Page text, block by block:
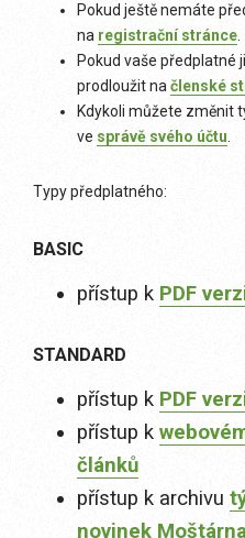
Pokud ještě nemáte
na registrační stránce
Pokud vaše předplatné
prodloužit na členské
Kdykoli můžete změnit
ve správě svého účtu
Typy předplatného:
BASIC
přístup k PDF
STANDARD
přístup k PDF
přístup k
článků
přístup k archivu
novinek